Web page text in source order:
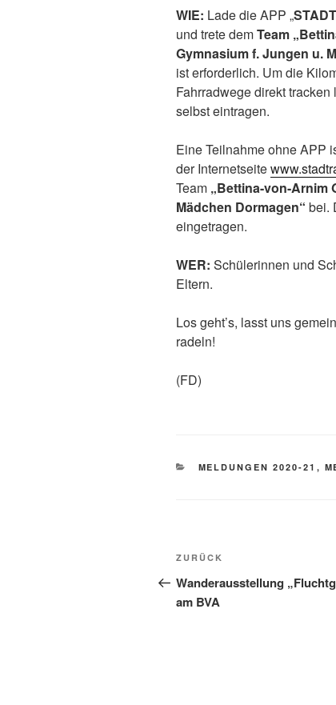
WIE: Lade die APP „
und trete demTeam
Gymnasium f. Jungen u.
ist erforderlich. Um die
Fahrradwege direkt
selbst eintragen.
Eine Teilnahme ohne APP
der Internetseite
Team „Bettina-von-Arnim
Mädchen Dormagen“ bei.
eingetragen.
WER: Schülerinnen und
Eltern.
Los geht’s, lasst uns
radeln!
(FD)
KATEGORIEN
MELDUNGEN 2020-21 ,
Beitragsnavigation
Vorheriger
Beitrag
ZURÜCK
Wanderausstellung
am BVA